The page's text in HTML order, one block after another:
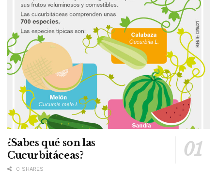
¿Sabes qué son las
Cucurbitáceas?
0 SHARES